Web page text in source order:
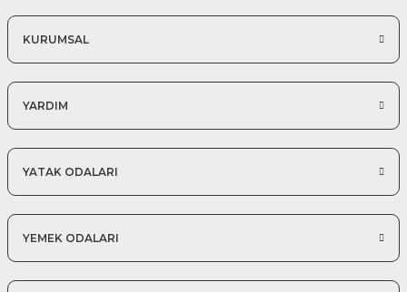
KURUMSAL
YARDIM
YATAK ODALARI
YEMEK ODALARI